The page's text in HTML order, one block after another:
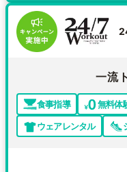
一流
食事指導 無料体
ウェアレンタル